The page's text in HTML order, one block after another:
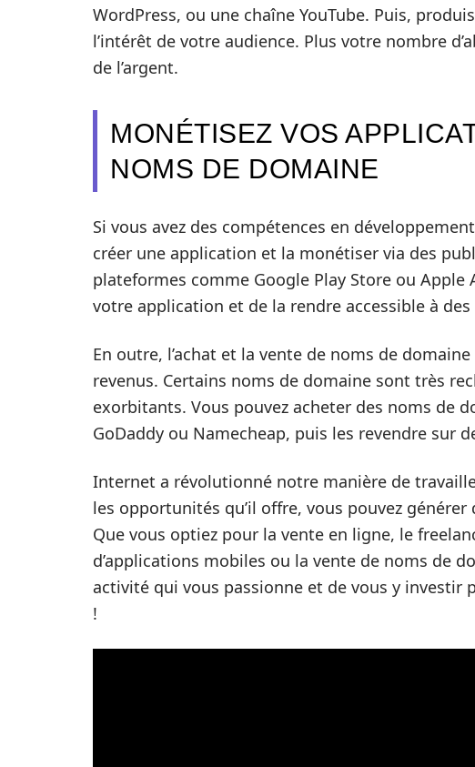
WordPress, ou une chaîne YouTube. Puis,
l’intérêt de votre audience. Plus votre nombre
de l’argent.
MONÉTISEZ VOS
NOMS DE DOMAINE
Si vous avez des compétences en
créer une application et la monétiser via des
plateformes comme Google Play Store ou
votre application et de la rendre accessible à
En outre, l’achat et la vente de noms de
revenus. Certains noms de domaine sont très
exorbitants. Vous pouvez acheter des noms de
GoDaddy ou Namecheap, puis les revendre sur
Internet a révolutionné notre manière de
les opportunités qu’il offre, vous pouvez
Que vous optiez pour la vente en ligne, le
d’applications mobiles ou la vente de noms de
activité qui vous passionne et de vous y investir
!